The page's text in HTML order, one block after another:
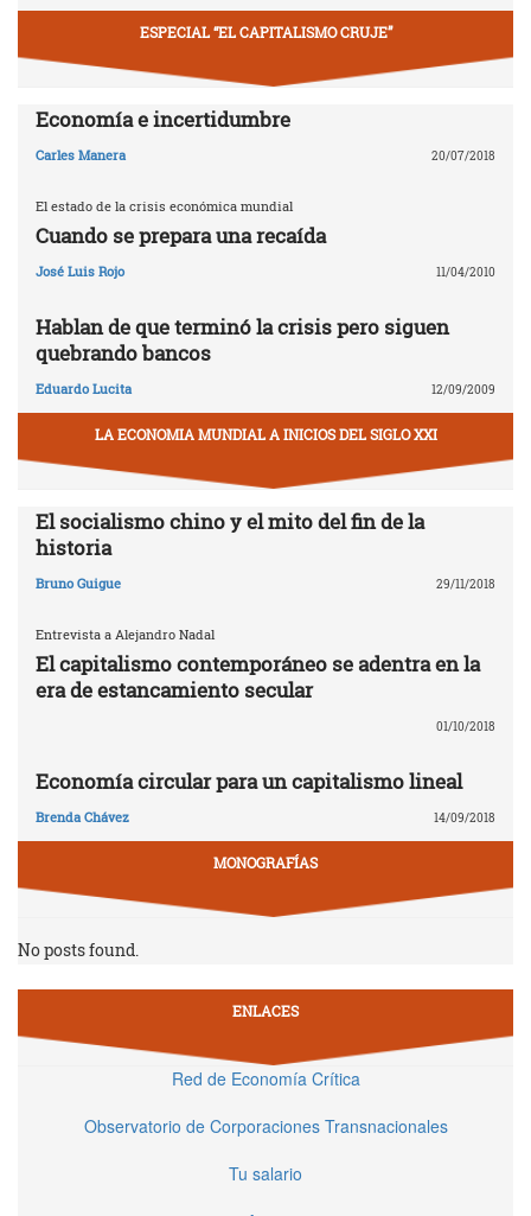
ESPECIAL “EL CAPITALISMO CRUJE”
Economía e incertidumbre
Carles Manera 20/07/2018
El estado de la crisis económica mundial
Cuando se prepara una recaída
José Luis Rojo 11/04/2010
Hablan de que terminó la crisis pero siguen
quebrando bancos
Eduardo Lucita 12/09/2009
LA ECONOMIA MUNDIAL A INICIOS DEL SIGLO XXI
El socialismo chino y el mito del fin de la
historia
Bruno Guigue 29/11/2018
Entrevista a Alejandro Nadal
El capitalismo contemporáneo se adentra en la
era de estancamiento secular
01/10/2018
Economía circular para un capitalismo lineal
Brenda Chávez 14/09/2018
MONOGRAFÍAS
No posts found.
ENLACES
Red de Economía Crítica
Observatorio de Corporaciones Transnacionales
Tu salario